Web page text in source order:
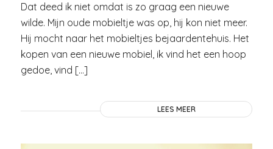
Dat deed ik niet omdat is zo graag een nieuwe
wilde. Mijn oude mobieltje was op, hij kon niet meer.
Hij mocht naar het mobieltjes bejaardentehuis. Het
kopen van een nieuwe mobiel, ik vind het een hoop
gedoe, vind […]
LEES MEER